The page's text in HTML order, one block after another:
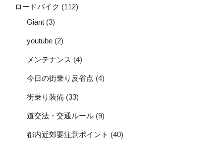
ロードバイク (112)
Giant (3)
youtube (2)
メンテナンス (4)
今日の街乗り反省点 (4)
街乗り装備 (33)
道交法・交通ルール (9)
都内近郊要注意ポイント (40)